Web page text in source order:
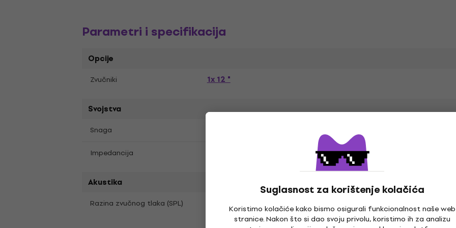
Suglasnost za korištenje kolačića
Koristimo kolačiće kako bismo osigurali funkcionalnost naše web
stranice. Nakon što si dao svoju privolu, koristimo ih za analizu
Parametri i specifikacija
Opcije
Zvučniki 1x 12 "
Svojstva
Snaga
Impedancija
Akustika
Razina zvučnog tlaka (SPL) Razina zvučnog tlaka - SPL